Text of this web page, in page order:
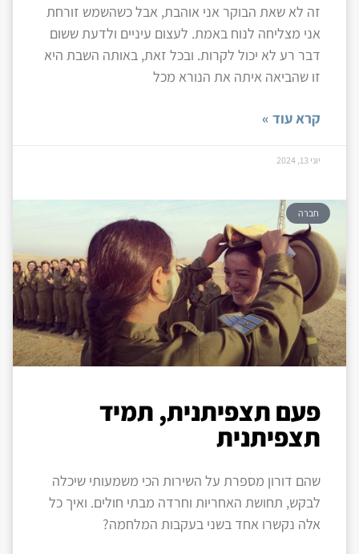
זה לא שאת הבוקר אני אוהבת, אבל כשהשמש זורחת
אני מצליחה לנוח באמת. לעצום עיניים ולדעת ששום
דבר רע לא יכול לקרות. ובכל זאת, באותה השבת היא
זו שהביאה איתה את הנורא מכל
קרא עוד »
יוני 13, 2024
חברה
פעם תצפיתנית, תמיד
תצפיתנית
שהם דורון מספרת על השירות הכי משמעותי שיכלה
לבקש, תחושת האחריות וחרדה מבתי חולים. ואיך כל
אלה נקשרו אחד בשני בעקבות המלחמה?